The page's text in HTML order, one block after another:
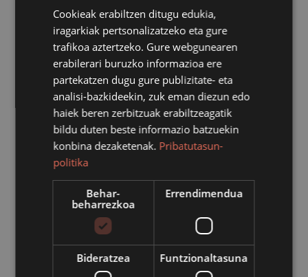
Cookieak erabiltzen ditugu edukia,
iragarkiak pertsonalizatzeko eta gure
trafikoa aztertzeko. Gure webgunearen
erabilerari buruzko informazioa ere
partekatzen dugu gure publizitate- eta
analisi-bazkideekin, zuk eman diezun edo
haiek beren zerbitzuak erabiltzeagatik
bildu duten beste informazio batzuekin
konbina dezaketenak. Pribatutasun-
politika
Behar-
beharrezkoa
Errendimendua
Bideratzea Funtzionaltasuna